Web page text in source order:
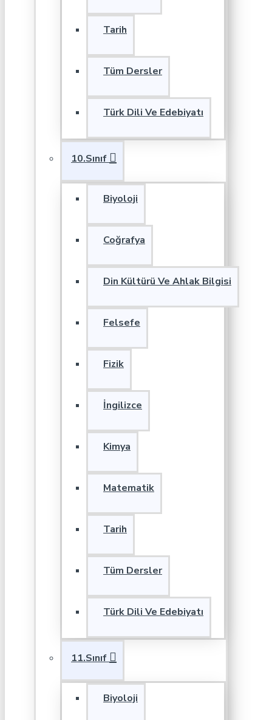
Tarih
Tüm Dersler
Türk Dili Ve Edebiyatı
10.Sınıf
Biyoloji
Coğrafya
Din Kültürü Ve Ahlak Bilgisi
Felsefe
Fizik
İngilizce
Kimya
Matematik
Tarih
Tüm Dersler
Türk Dili Ve Edebiyatı
11.Sınıf
Biyoloji